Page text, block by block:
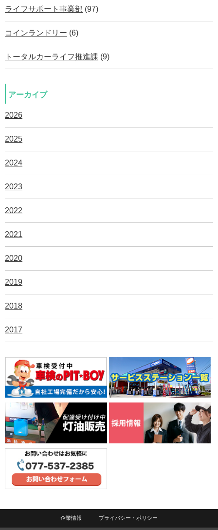
ライフサポート事業部 (97)
コインランドリー (6)
トータルカーライフ推進課 (9)
アーカイブ
2026
2025
2024
2023
2022
2021
2020
2019
2018
2017
企業情報 プライバシー・ポリシー